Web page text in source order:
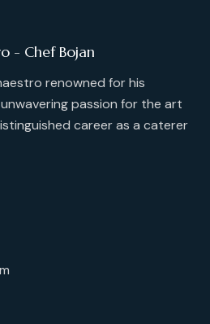
- Chef Bojan
renowned for his
passion for the art
career as a caterer